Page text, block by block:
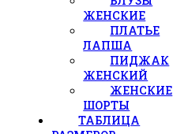
ЖЕНСКИЕ
ПЛАТЬЕ
ЛАПША
ПИДЖАК
ЖЕНСКИЙ
ЖЕНСКИЕ
ШОРТЫ
ТАБЛИЦА